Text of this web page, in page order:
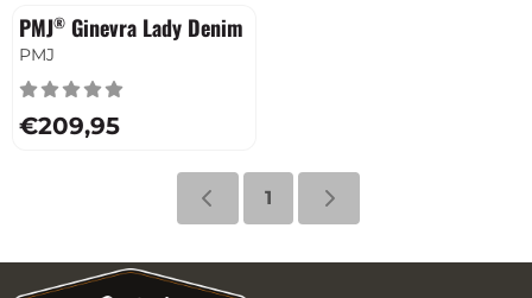
PMJ® Ginevra Lady Denim
Merk:
PMJ
Prijs: 209,95
€209,95
1